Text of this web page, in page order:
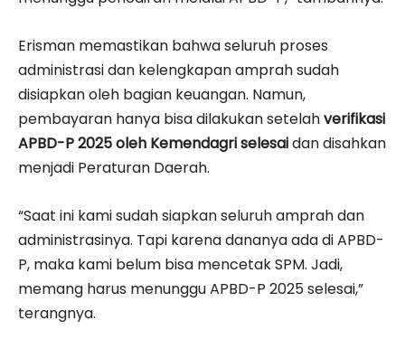
Erisman memastikan bahwa seluruh proses
administrasi dan kelengkapan amprah sudah
disiapkan oleh bagian keuangan. Namun,
pembayaran hanya bisa dilakukan setelahverifikasi
APBD-P 2025 oleh Kemendagri selesaidan disahkan
menjadi Peraturan Daerah.
“Saat ini kami sudah siapkan seluruh amprah dan
administrasinya. Tapi karena dananya ada di APBD-
P, maka kami belum bisa mencetak SPM. Jadi,
memang harus menunggu APBD-P 2025 selesai,”
terangnya.